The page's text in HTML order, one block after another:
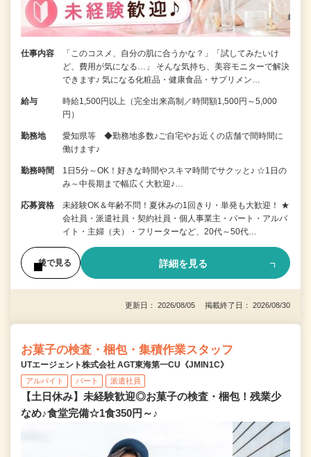
仕事内容
「このコスメ、自分の肌に合うかな？」「試してみたいけ
ど、費用が気になる…」 そんな気持ち、美容モニターで解決
できます♪ 気になる化粧品・健康食品・サプリメン…
給与
時給1,500円以上（完全出来高制／時間額1,500円～5,000
円）
勤務地
愛知県等 ◆勤務地多数♪ご自宅やお近くの店舗で間時間に
働けます♪
勤務時間
1日5分～OK！好きな時間やスキマ時間でサクッと♪ ☆1日の
み～中長期まで幅広く大歓迎♪…
応募資格
未経験OK＆年齢不問！夏休みの1回きり・単発も大歓迎！ ★
会社員・派遣社員・契約社員・個人事業主・パート・アルバ
イト・主婦（夫）・フリーターなど、20代～50代…
後で見る 詳細を見る
更新日： 2026/08/05 掲載終了日： 2026/08/30
お菓子の検査・梱包・集積作業スタッフ
UTエージェント株式会社 AGT東海第一CU《JMIN1C》
アルバイト パート 派遣社員
【土日休み】未経験歓迎◎お菓子の検査・梱包！残業少
なめ♪食堂完備☆1食350円～♪